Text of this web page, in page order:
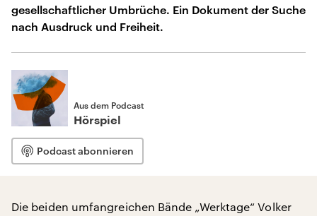
gesellschaftlicher Umbrüche. Ein Dokument der Suche
nach Ausdruck und Freiheit.
Aus dem Podcast
Hörspiel
Podcast abonnieren
Die beiden umfangreichen Bände „Werktage“ Volker